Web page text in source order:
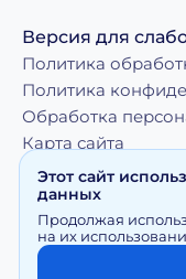
Версия для
Политика
Политика
Обработка
Карта сайта
использование
doktor.org возможно
Правообладателя
Этот сайт
данных
Продолжая
на их